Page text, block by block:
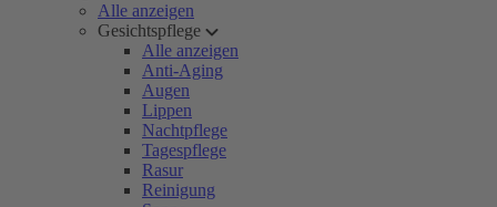
Alle anzeigen
Gesichtspflege
Alle anzeigen
Anti-Aging
Augen
Lippen
Nachtpflege
Tagespflege
Rasur
Reinigung